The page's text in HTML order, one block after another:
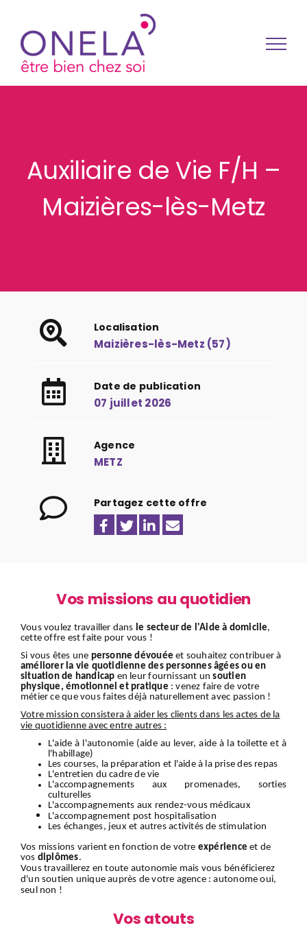
Auxiliaire de Vie F/H –
Maizières-lès-Metz
Localisation
Maizières-lès-Metz (57)
Date de publication
07 juillet 2026
Agence
METZ
Partagez cette offre
Vos missions au quotidien
Vous voulez travailler dans le secteur de l'Aide à domicile,
cette offre est faite pour vous !
Si vous êtes une personne dévouée et souhaitez contribuer à
améliorer la vie quotidienne des personnes âgées ou en
situation de handicap en leur fournissant unsoutien
physique, émotionnel et pratique : venez faire de votre
métier ce que vous faites déjà naturellement avec passion !
Votre mission consistera à aider les clients dans les actes de la
vie quotidienne avec entre autres :
L'aide à l'autonomie (aide au lever, aide à la toilette et à
l'habillage)
Les courses, la préparation et l'aide à la prise des repas
L'entretien du cadre de vie
L'accompagnements aux promenades, sorties
culturelles
L'accompagnements aux rendez-vous médicaux
L'accompagnement post hospitalisation
Les échanges, jeux et autres activités de stimulation
Vos missions varient en fonction de votre expérience et de
vos diplômes.
Vous travaillerez en toute autonomie mais vous bénéficierez
d'un soutien unique auprès de votre agence : autonome oui,
seul non !
Vos atouts